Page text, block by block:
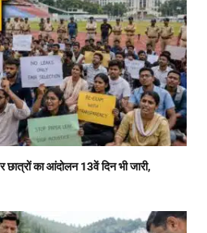
का आंदोलन 13वें दिन भी जारी,